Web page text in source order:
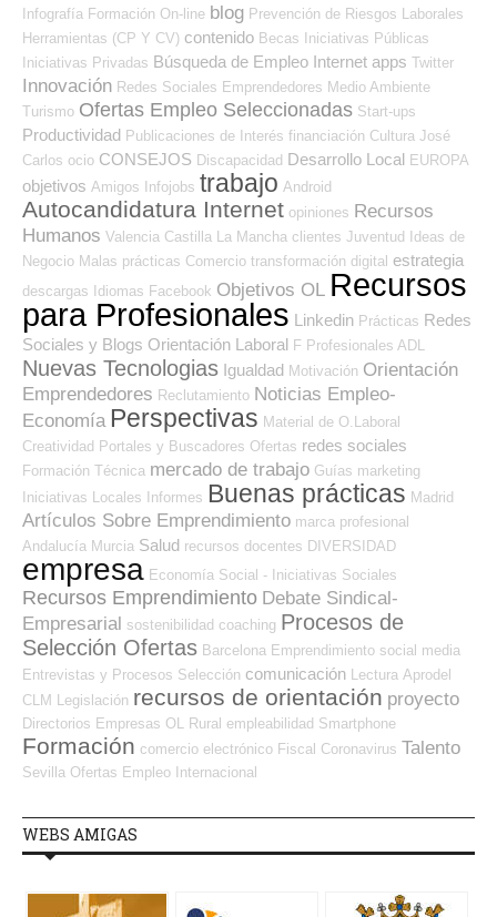
Infografía Formación On-line blog Prevención de Riesgos Laborales
Herramientas (CP Y CV) contenido Becas Iniciativas Públicas
Iniciativas Privadas Búsqueda de Empleo Internet apps Twitter
Innovación Redes Sociales Emprendedores Medio Ambiente
Turismo Ofertas Empleo Seleccionadas Start-ups
Productividad Publicaciones de Interés financiación Cultura José
Carlos ocio CONSEJOS Discapacidad Desarrollo Local EUROPA
objetivos Amigos Infojobs trabajo Android
Autocandidatura Internet opiniones Recursos
Humanos Valencia Castilla La Mancha clientes Juventud Ideas de
Negocio Malas prácticas Comercio transformación digital estrategia
descargas Idiomas Facebook Objetivos OL Recursos
para Profesionales Linkedin Prácticas Redes
Sociales y Blogs Orientación Laboral F Profesionales ADL
Nuevas Tecnologias Igualdad Motivación Orientación
Emprendedores Reclutamiento Noticias Empleo-
Economía Perspectivas Material de O.Laboral
Creatividad Portales y Buscadores Ofertas redes sociales
Formación Técnica mercado de trabajo Guías marketing
Iniciativas Locales Informes Buenas prácticas Madrid
Artículos Sobre Emprendimiento marca profesional
Andalucía Murcia Salud recursos docentes DIVERSIDAD
empresa Economía Social - Iniciativas Sociales
Recursos Emprendimiento Debate Sindical-
Empresarial sostenibilidad coaching Procesos de
Selección Ofertas Barcelona Emprendimiento social media
Entrevistas y Procesos Selección comunicación Lectura Aprodel
CLM Legislación recursos de orientación proyecto
Directorios Empresas OL Rural empleabilidad Smartphone
Formación comercio electrónico Fiscal Coronavirus Talento
Sevilla Ofertas Empleo Internacional
WEBS AMIGAS